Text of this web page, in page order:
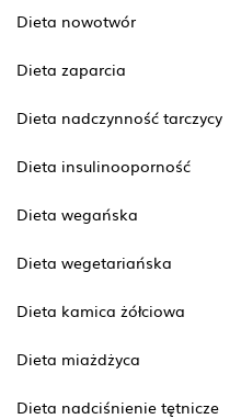
Dieta nowotwór
Dieta zaparcia
Dieta nadczynność tarczycy
Dieta insulinooporność
Dieta wegańska
Dieta wegetariańska
Dieta kamica żółciowa
Dieta miażdżyca
Dieta nadciśnienie tętnicze